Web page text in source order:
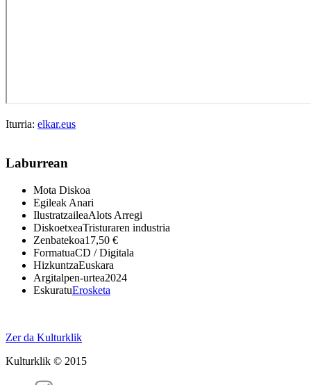
Iturria: elkar.eus
Laburrean
Mota Diskoa
Egileak Anari
IlustratzaileaAlots Arregi
DiskoetxeaTristuraren industria
Zenbatekoa17,50 €
FormatuaCD / Digitala
HizkuntzaEuskara
Argitalpen-urtea2024
EskuratuErosketa
Zer da Kulturklik
Kulturklik © 2015